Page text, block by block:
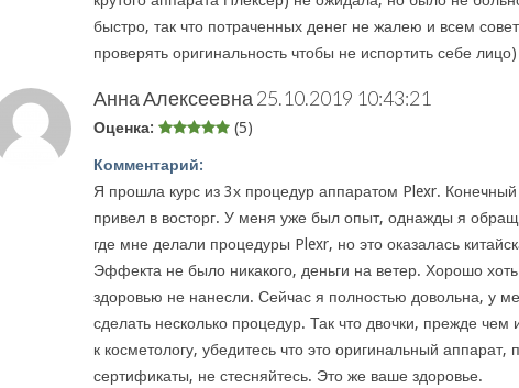
быстро, так что потраченных денег не жалею и всем
проверять оригинальность чтобы не испортить себе лицо)
Анна Алексеевна 25.10.2019 10:43:21
Оценка: (5)
Комментарий:
Я прошла курс из 3х процедур аппаратом Plexr. Конечный
привел в восторг. У меня уже был опыт, однажды я
где мне делали процедуры Plexr, но это оказалась
Эффекта не было никакого, деньги на ветер. Хорошо
здоровью не нанесли. Сейчас я полностью довольна, у
сделать несколько процедур. Так что двочки, прежде чем
к косметологу, убедитесь что это оригинальный аппарат,
сертификаты, не стесняйтесь. Это же ваше здоровье.